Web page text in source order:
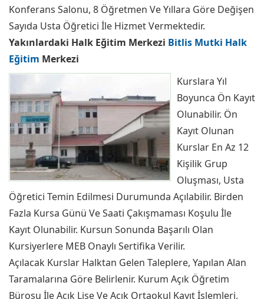
Konferans Salonu, 8 Öğretmen Ve Yıllara Göre Değişen
Sayıda Usta Öğretici İle Hizmet Vermektedir.
Yakınlardaki Halk Eğitim Merkezi Bitlis Mutki Halk
Eğitim Merkezi
Kurslara Yıl
Boyunca Ön Kayıt
Olunabilir. Ön
Kayıt Olunan
Kurslar En Az 12
Kişilik Grup
Oluşması, Usta
Öğretici Temin Edilmesi Durumunda Açılabilir. Birden
Fazla Kursa Günü Ve Saati Çakışmaması Koşulu İle
Kayıt Olunabilir. Kursun Sonunda Başarılı Olan
Kursiyerlere MEB Onaylı Sertifika Verilir.
Açılacak Kurslar Halktan Gelen Taleplere, Yapılan Alan
Taramalarına Göre Belirlenir. Kurum Açık Öğretim
Bürosu İle Açık Lise Ve Açık Ortaokul Kayıt İşlemleri,